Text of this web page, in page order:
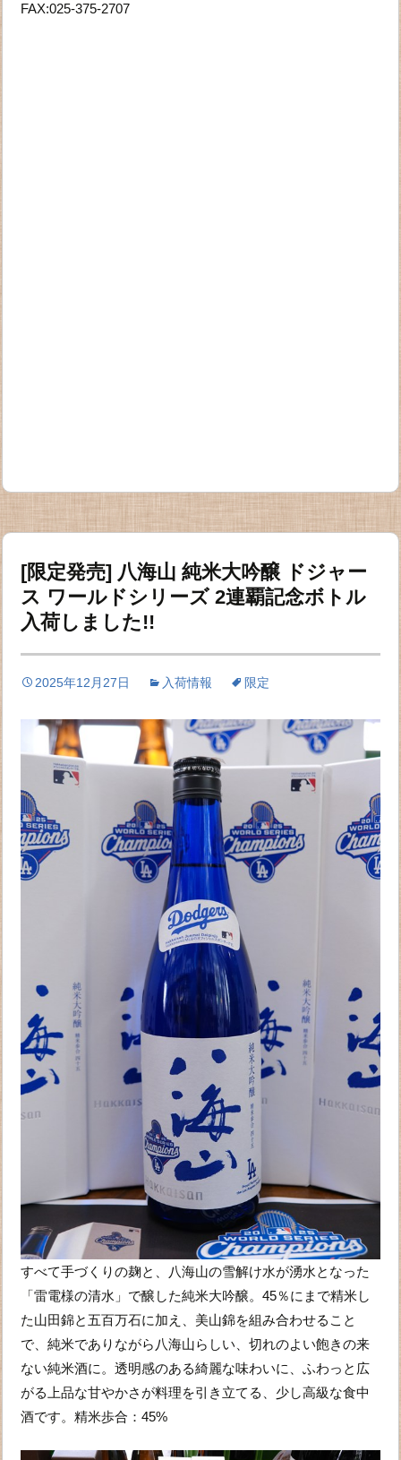
FAX:025-375-2707
[限定発売] 八海山 純米大吟醸 ドジャー
ス ワールドシリーズ 2連覇記念ボトル
入荷しました!!
2025年12月27日 入荷情報 限定
すべて手づくりの麹と、八海山の雪解け水が湧水となった
「雷電様の清水」で醸した純米大吟醸。45％にまで精米し
た山田錦と五百万石に加え、美山錦を組み合わせること
で、純米でありながら八海山らしい、切れのよい飽きの来
ない純米酒に。透明感のある綺麗な味わいに、ふわっと広
がる上品な甘やかさが料理を引き立てる、少し高級な食中
酒です。精米歩合：45%